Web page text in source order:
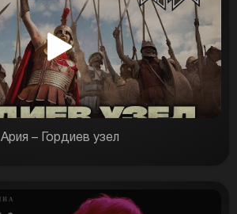
Ария – Гордиев узел